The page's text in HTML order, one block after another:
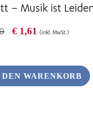
– Musik ist
Ursprünglicher
€1,61 Aktueller
(inkl. MwSt.)
WARENKORB